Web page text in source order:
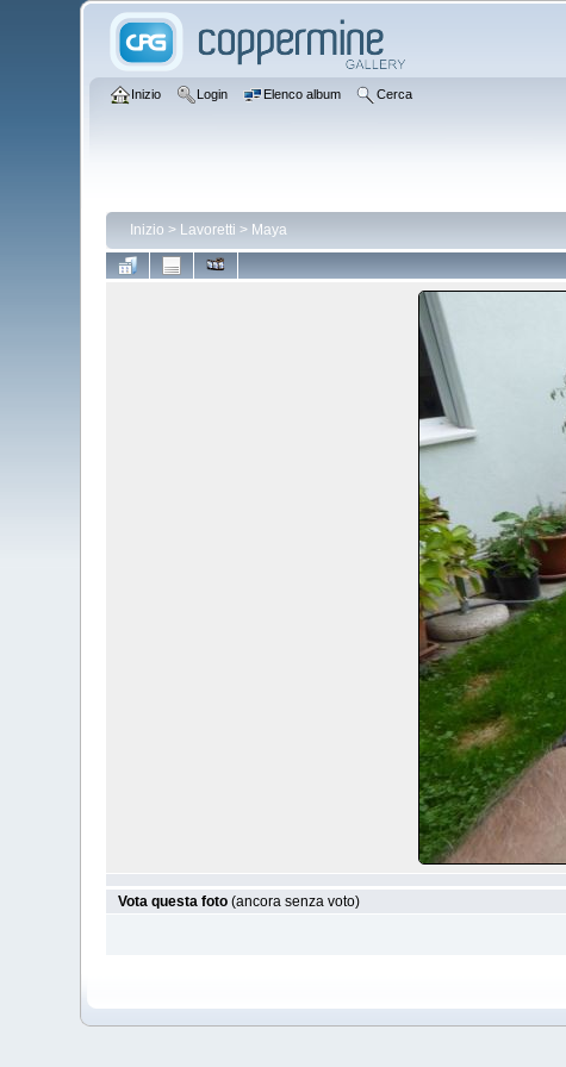
Inizio Login Elenco album Cerca
Inizio > Lavoretti > Maya
Vota questa foto (ancora senza voto)